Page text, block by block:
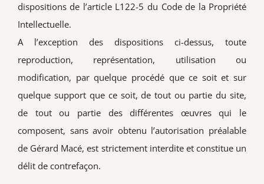
dispositions de l’article L122-5 du Code de la Propriété
Intellectuelle.
A l’exception des dispositions ci-dessus, toute
reproduction, représentation, utilisation ou
modification, par quelque procédé que ce soit et sur
quelque support que ce soit, de tout ou partie du site,
de tout ou partie des différentes œuvres qui le
composent, sans avoir obtenu l’autorisation préalable
de Gérard Macé, est strictement interdite et constitue un
délit de contrefaçon.